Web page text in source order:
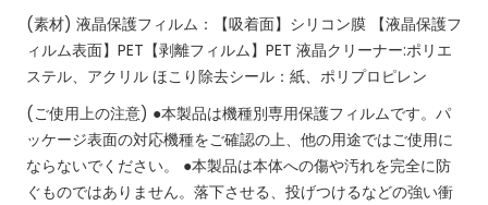
(素材) 液晶保護フィルム：【吸着面】シリコン膜 【液晶保護フ
ィルム表面】PET【剥離フィルム】PET 液晶クリーナー:ポリエ
ステル、アクリル ほこり除去シール：紙、ポリプロピレン
(ご使用上の注意) ●本製品は機種別専用保護フィルムです。パ
ッケージ表面の対応機種をご確認の上、他の用途ではご使用に
ならないでください。
●本製品は本体への傷や汚れを完全に防
ぐものではありません。落下させる、投げつけるなどの強い衝